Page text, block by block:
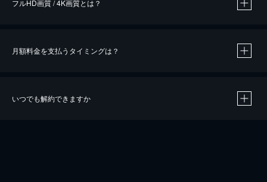
※40％ポイント還元の対象は、クレジットカード決済による作品の購入 / レンタルです。
iOSアプリのUコイン決済による作品の購入 / レンタルは、20％のポイント還元です。
フルHD画質 / 4K画質とは？
月額料金を支払うタイミングは？
いつでも解約できますか